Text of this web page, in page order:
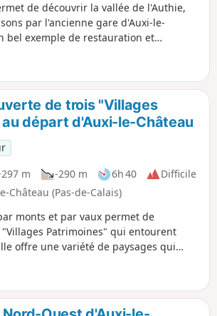
de découvrir la vallée de l'Authie,
par l'ancienne gare d'Auxi-le-
bel exemple de restauration et
qui nous rappelle, ici aussi, les
Enfin, profitons des superbes points
et sur la charmante ville d'Auxi.
de trois "Villages
départ d'Auxi-le-Château
m -290 m 6h 40
Difficile
Château (Pas-de-Calais)
monts et par vaux permet de
Patrimoines" qui entourent
offre une variété de paysages qui